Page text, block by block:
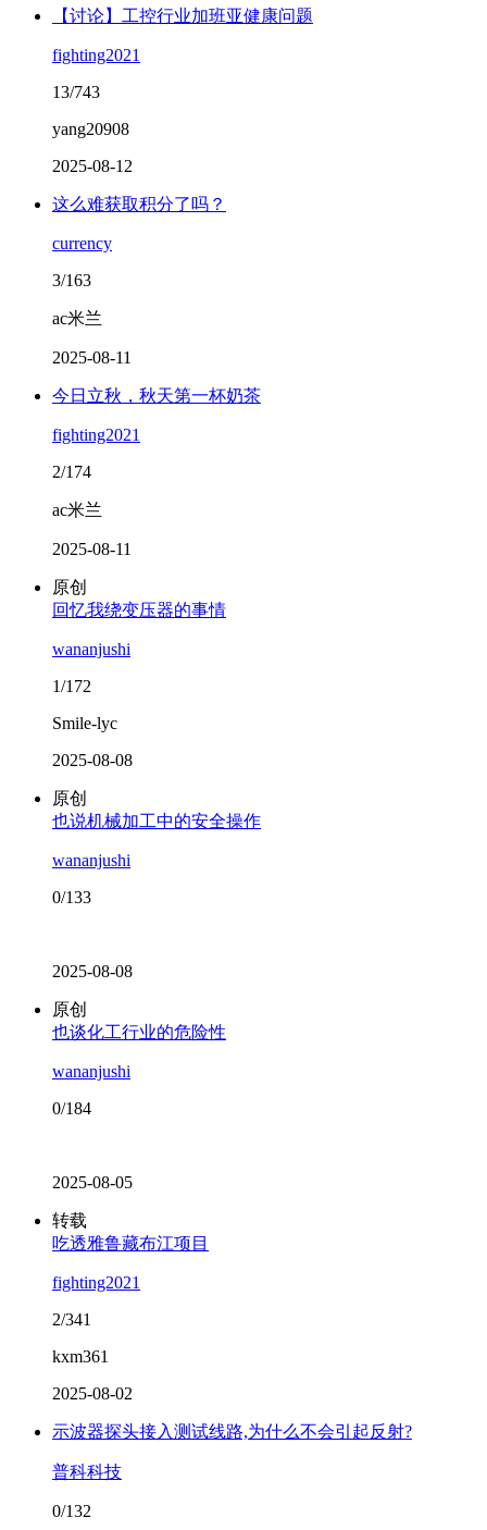
【讨论】工控行业加班亚健康问题
fighting2021
13/743
yang20908
2025-08-12
这么难获取积分了吗？
currency
3/163
ac米兰
2025-08-11
今日立秋，秋天第一杯奶茶
fighting2021
2/174
ac米兰
2025-08-11
原创
回忆我绕变压器的事情
wananjushi
1/172
Smile-lyc
2025-08-08
原创
也说机械加工中的安全操作
wananjushi
0/133
2025-08-08
原创
也谈化工行业的危险性
wananjushi
0/184
2025-08-05
转载
吃透雅鲁藏布江项目
fighting2021
2/341
kxm361
2025-08-02
示波器探头接入测试线路,为什么不会引起反射?
普科科技
0/132